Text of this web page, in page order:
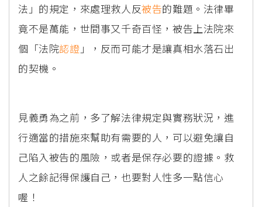
法」的規定，來處理救人反被告的難題。法律畢
竟不是萬能，世間事又千奇百怪，被告上法院來
個「法院認證 」，反而可能才是讓真相水落石出
的契機。
見義勇為之前，多了解法律規定與實務狀況，進
行適當的措施來幫助有需要的人，可以避免讓自
己陷入被告的風險，或者是保存必要的證據。救
人之餘記得保護自己，也要對人性多一點信心
喔！